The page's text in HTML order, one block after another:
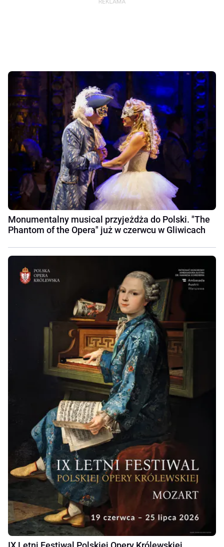
Monumentalny musical przyjeżdża do Polski. "The
Phantom of the Opera" już w czerwcu w Gliwicach